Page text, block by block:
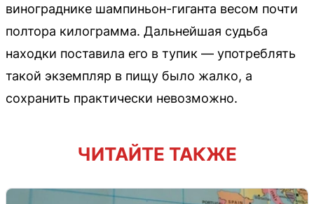
винограднике шампиньон-гиганта весом почти
полтора килограмма. Дальнейшая судьба
находки поставила его в тупик — употреблять
такой экземпляр в пищу было жалко, а
сохранить практически невозможно.
ЧИТАЙТЕ ТАКЖЕ